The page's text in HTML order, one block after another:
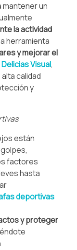
un
la actividad
herramienta
y mejorar el
Delicias Visual,
alta calidad
y
están
factores
hasta
deportivas
y proteger